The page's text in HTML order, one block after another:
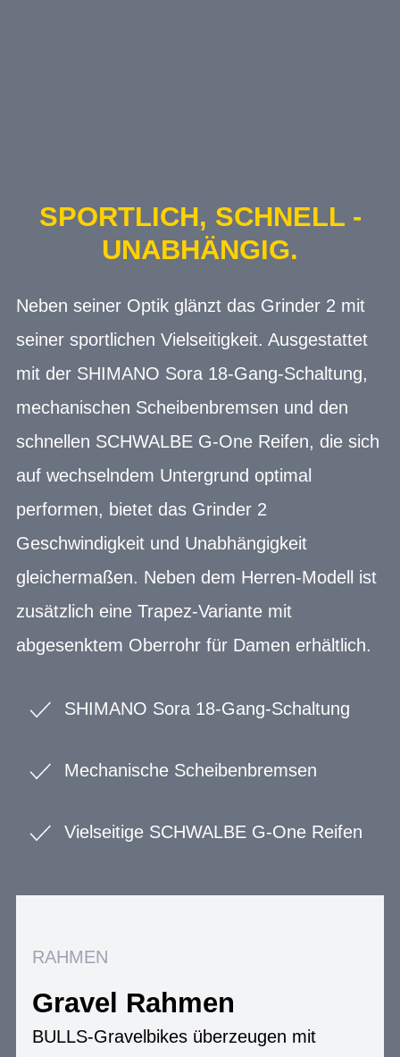
SPORTLICH, SCHNELL -
UNABHÄNGIG.
Neben seiner Optik glänzt das Grinder 2 mit
seiner sportlichen Vielseitigkeit. Ausgestattet
mit der SHIMANO Sora 18-Gang-Schaltung,
mechanischen Scheibenbremsen und den
schnellen SCHWALBE G-One Reifen, die sich
auf wechselndem Untergrund optimal
performen, bietet das Grinder 2
Geschwindigkeit und Unabhängigkeit
gleichermaßen. Neben dem Herren-Modell ist
zusätzlich eine Trapez-Variante mit
abgesenktem Oberrohr für Damen erhältlich.
SHIMANO Sora 18-Gang-Schaltung
Mechanische Scheibenbremsen
Vielseitige SCHWALBE G-One Reifen
RAHMEN
Gravel Rahmen
BULLS-Gravelbikes überzeugen mit